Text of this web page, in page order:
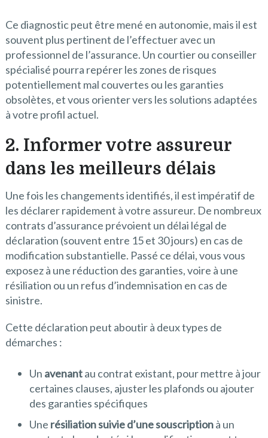
Ce diagnostic peut être mené en autonomie, mais il est
souvent plus pertinent de l’effectuer avec un
professionnel de l’assurance. Un courtier ou conseiller
spécialisé pourra repérer les zones de risques
potentiellement mal couvertes ou les garanties
obsolètes, et vous orienter vers les solutions adaptées
à votre profil actuel.
2. Informer votre assureur
dans les meilleurs délais
Une fois les changements identifiés, il est impératif de
les déclarer rapidement à votre assureur. De nombreux
contrats d’assurance prévoient un délai légal de
déclaration (souvent entre 15 et 30 jours) en cas de
modification substantielle. Passé ce délai, vous vous
exposez à une réduction des garanties, voire à une
résiliation ou un refus d’indemnisation en cas de
sinistre.
Cette déclaration peut aboutir à deux types de
démarches :
Un avenantau contrat existant, pour mettre à jour
certaines clauses, ajuster les plafonds ou ajouter
des garanties spécifiques
Une résiliation suivie d’une souscriptionà un